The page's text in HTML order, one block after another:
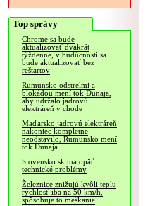
Top správy
Chrome sa bude
aktualizovať dvakrát
týždenne, v budúcnosti sa
bude aktualizovať bez
reštartov
Rumunsko odstrelmi a
blokádou mení tok Dunaja,
aby udržalo jadrovú
elektráreň v chode
Maďarsko jadrovú elektráreň
nakoniec kompletne
neodstavilo, Rumunsko mení
tok Dunaja
Slovensko.sk má opäť
technické problémy
Železnice znižujú kvôli teplu
rýchlosť iba na 50 km/h,
spôsobuje to meškanie